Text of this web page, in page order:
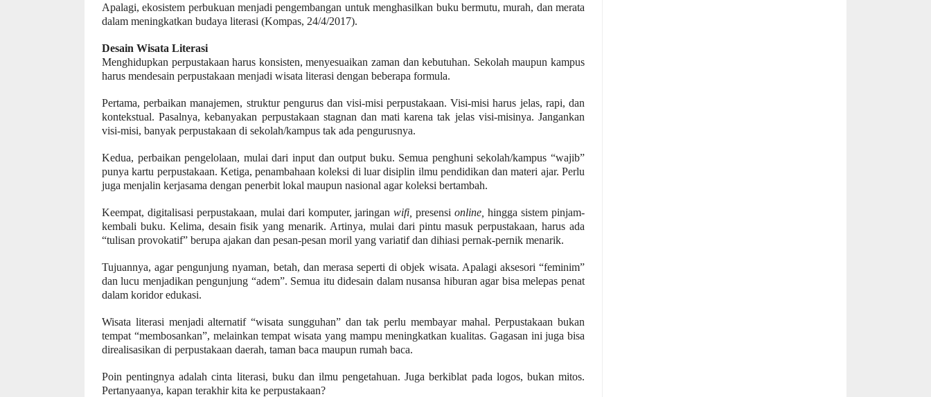
Apalagi, ekosistem perbukuan menjadi pengembangan untuk menghasilkan buku bermutu, murah, dan merata
dalam meningkatkan budaya literasi (Kompas, 24/4/2017).
Desain Wisata Literasi
Menghidupkan perpustakaan harus konsisten, menyesuaikan zaman dan kebutuhan. Sekolah maupun kampus
harus mendesain perpustakaan menjadi wisata literasi dengan beberapa formula.
Pertama, perbaikan manajemen, struktur pengurus dan visi-misi perpustakaan. Visi-misi harus jelas, rapi, dan
kontekstual. Pasalnya, kebanyakan perpustakaan stagnan dan matikarena tak jelas visi-misinya. Jangankan
visi-misi, banyak perpustakaan di sekolah/kampus tak ada pengurusnya.
Kedua, perbaikan pengelolaan, mulai dari input dan output buku. Semua penghuni sekolah/kampus “wajib”
punya kartu perpustakaan. Ketiga, penambahaan koleksi di luar disiplin ilmu pendidikan dan materi ajar. Perlu
juga menjalin kerjasama dengan penerbit lokal maupun nasional agar koleksi bertambah.
Keempat, digitalisasi perpustakaan, mulai dari komputer, jaringanwifi, presensionline, hingga sistem pinjam-
kembali buku. Kelima, desain fisik yang menarik. Artinya, mulai dari pintu masuk perpustakaan, harus ada
“tulisan provokatif” berupa ajakan dan pesan-pesan moril yang variatif dan dihiasi pernak-pernik menarik.
Tujuannya, agar pengunjung nyaman, betah, dan merasa seperti di objek wisata. Apalagi aksesori “feminim”
dan lucu menjadikan pengunjung “adem”. Semua itu didesain dalam nusansa hiburanagar bisa melepas penat
dalam koridor edukasi.
Wisata literasi menjadi alternatif “wisata sungguhan” dan tak perlu membayar mahal. Perpustakaan bukan
tempat “membosankan”, melainkan tempat wisata yang mampu meningkatkan kualitas. Gagasan ini juga bisa
direalisasikan di perpustakaan daerah, taman baca maupun rumah baca.
Poin pentingnya adalah cinta literasi, buku dan ilmu pengetahuan. Juga berkiblat pada logos, bukan mitos.
Pertanyaanya, kapan terakhir kita ke perpustakaan?